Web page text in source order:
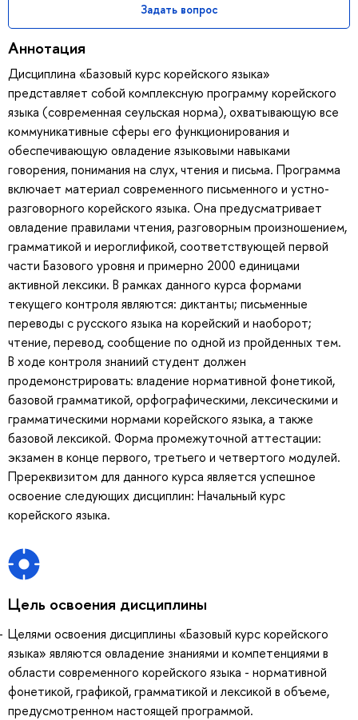
Задать вопрос
Аннотация
Дисциплина «Базовый курс корейского языка»
представляет собой комплексную программу корейского
языка (современная сеульская норма), охватывающую все
коммуникативные сферы его функционирования и
обеспечивающую овладение языковыми навыками
говорения, понимания на слух, чтения и письма. Программа
включает материал современного письменного и устно-
разговорного корейского языка. Она предусматривает
овладение правилами чтения, разговорным произношением,
грамматикой и иероглификой, соответствующей первой
части Базового уровня и примерно 2000 единицами
активной лексики. В рамках данного курса формами
текущего контроля являются: диктанты; письменные
переводы с русского языка на корейский и наоборот;
чтение, перевод, сообщение по одной из пройденных тем.
В ходе контроля знаниий студент должен
продемонстрировать: владение нормативной фонетикой,
базовой грамматикой, орфографическими, лексическими и
грамматическими нормами корейского языка, а также
базовой лексикой. Форма промежуточной аттестации:
экзамен в конце первого, третьего и четвертого модулей.
Пререквизитом для данного курса является успешное
освоение следующих дисциплин: Начальный курс
корейского языка.
Цель освоения дисциплины
Целями освоения дисциплины «Базовый курс корейского
языка» являются овладение знаниями и компетенциями в
области современного корейского языка - нормативной
фонетикой, графикой, грамматикой и лексикой в объеме,
предусмотренном настоящей программой.